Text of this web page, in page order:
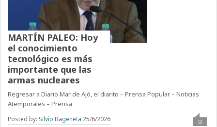
MARTÍN PALEO: Hoy
el conocimiento
tecnológico es más
importante que las
armas nucleares
Regresar a Diario Mar de Ajó, el diarito – Prensa Popular – Noticias
Atemporales – Prensa
Posted by: Silvio Bageneta 25/6/2026 0